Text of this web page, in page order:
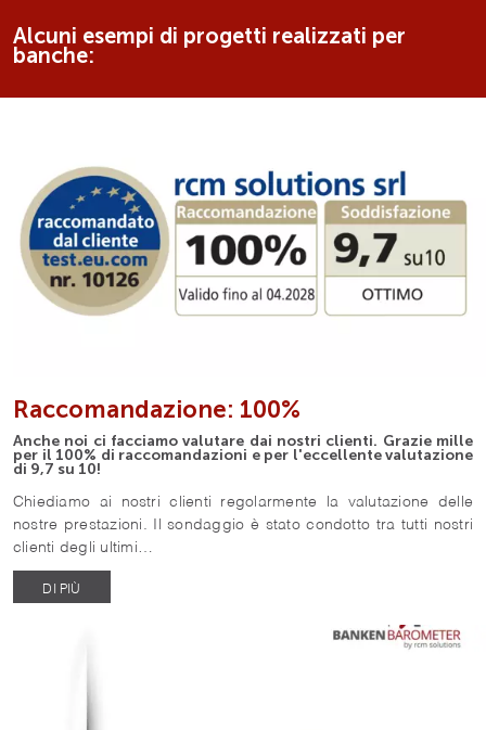
Alcuni esempi di progetti realizzati per
banche:
Raccomandazione: 100%
Anche noi ci facciamo valutare dai nostri clienti. Grazie mille
per il 100% di raccomandazioni e per l'eccellente valutazione
di 9,7 su 10!
Chiediamo ai nostri clienti regolarmente la valutazione delle
nostre prestazioni. Il sondaggio è stato condotto tra tutti nostri
clienti degli ultimi…
DI PIÙ